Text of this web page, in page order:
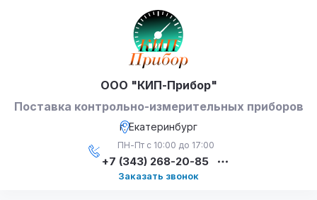
ООО "КИП-Прибор"
Поставка контрольно-измерительных приборов
г. Екатеринбург
ПН-Пт с 10:00 до 17:00
+7 (343) 268-20-85
Заказать звонок